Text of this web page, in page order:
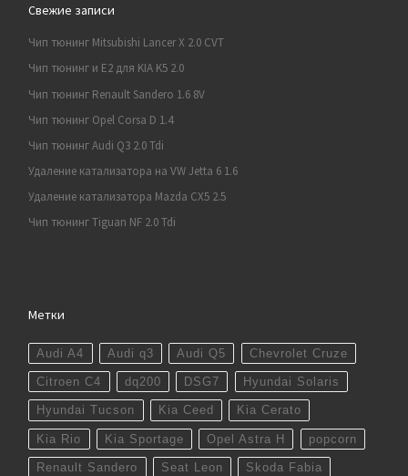
Свежие записи
Чип тюнинг Mitsubishi Lancer X 2.0 CVT
Чип тюнинг и E2 для KIA K5 2.0
Чип тюнинг Renault Sandero 1.6 8V
Чип тюнинг Opel Corsa D 1.4
Чип тюнинг Audi Q3 2.0 Tdi
Удаление катализатора на VW Jetta 6 1.6
Удаление катализатора Mazda CX5 2.5
Чип тюнинг Tiguan NF 2.0 Tdi
Метки
Audi A4 Audi q3 Audi Q5 Chevrolet Cruze
Citroen C4 dq200 DSG7 Hyundai Solaris
Hyundai Tucson Kia Ceed Kia Cerato
Kia Rio Kia Sportage Opel Astra H popcorn
Renault Sandero Seat Leon Skoda Fabia